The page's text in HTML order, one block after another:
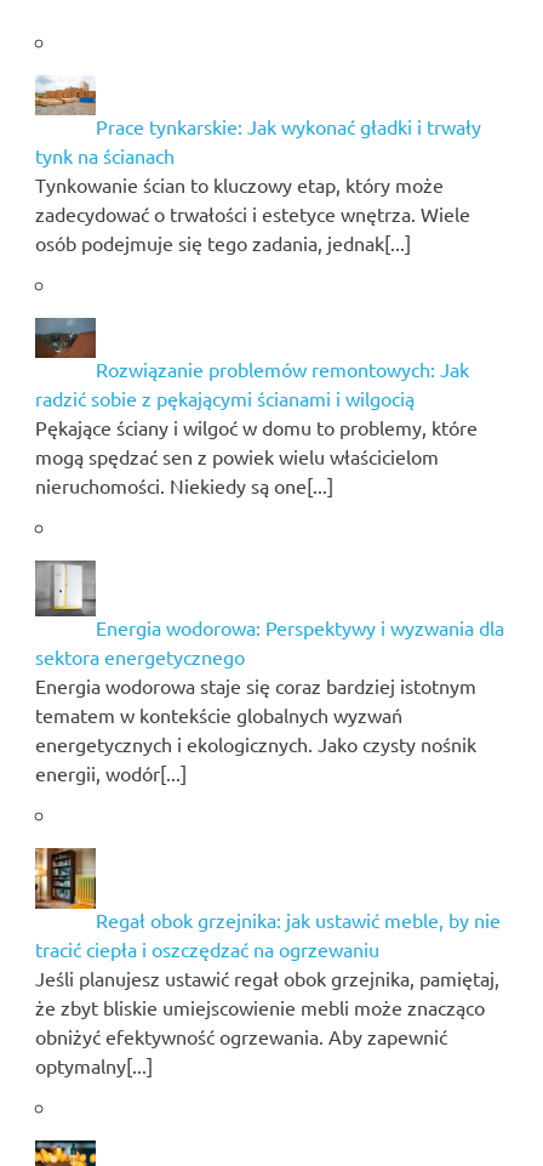
Prace tynkarskie: Jak wykonać gładki i trwały
tynk na ścianach
Tynkowanie ścian to kluczowy etap, który może
zadecydować o trwałości i estetyce wnętrza. Wiele
osób podejmuje się tego zadania, jednak[...]
Rozwiązanie problemów remontowych: Jak
radzić sobie z pękającymi ścianami i wilgocią
Pękające ściany i wilgoć w domu to problemy, które
mogą spędzać sen z powiek wielu właścicielom
nieruchomości. Niekiedy są one[...]
Energia wodorowa: Perspektywy i wyzwania dla
sektora energetycznego
Energia wodorowa staje się coraz bardziej istotnym
tematem w kontekście globalnych wyzwań
energetycznych i ekologicznych. Jako czysty nośnik
energii, wodór[...]
Regał obok grzejnika: jak ustawić meble, by nie
tracić ciepła i oszczędzać na ogrzewaniu
Jeśli planujesz ustawić regał obok grzejnika, pamiętaj,
że zbyt bliskie umiejscowienie mebli może znacząco
obniżyć efektywność ogrzewania. Aby zapewnić
optymalny[...]